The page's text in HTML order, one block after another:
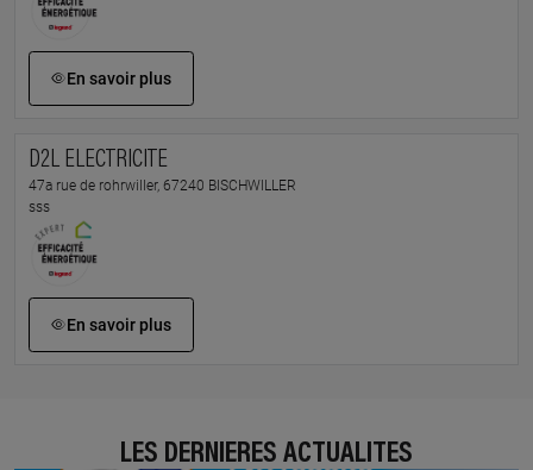
En savoir plus
D2L ELECTRICITE
47a rue de rohrwiller, 67240 BISCHWILLER
sss
En savoir plus
LES DERNIÈRES ACTUALITÉS